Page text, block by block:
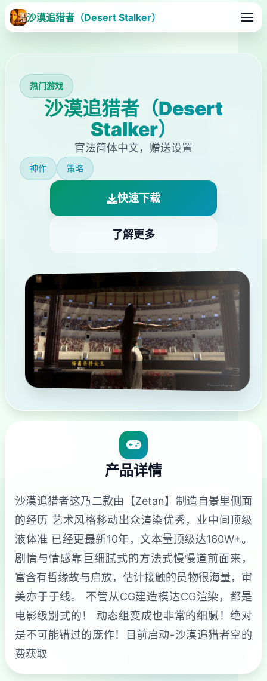
沙漠追猎者（Desert Stalker）
热门游戏
沙漠追猎者（Desert
Stalker）
官法简体中文，赠送设置
神作 策略
快速下载
了解更多
产品详情
沙漠追猎者这乃二款由【Zetan】制造自景里侧面
的经历 艺术风格移动出众渲染优秀，业中间顶级
液体准 已经更最新10年，文本量顶级达160W+。
剧情与情感靠巨细腻式的方法式慢慢道前面来，
富含有哲缘故与启放，估计接触的员物很海量，审
美亦于于线。 不管从CG建造模达CG渲染，都是
电影级别式的！ 动态组变成也非常的细腻！绝对
是不可能错过的庞作！目前启动-沙漠追猎者空的
费获取